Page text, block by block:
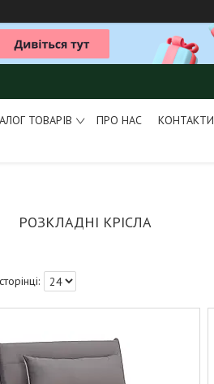
ТОВАРІВ ПРО НАС КОНТАКТИ
РОЗКЛАДНІ КРІСЛА